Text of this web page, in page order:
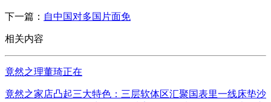
下一篇： 自中国对多国片面免
相关内容
竟然之理董琦正在
竟然之家店凸起三大特色：三层软体区汇聚国表里一线床垫沙